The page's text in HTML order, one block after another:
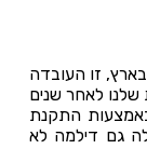
זו העובדה
שלנו לאחר שנים
התקנת
גם דילמה לא